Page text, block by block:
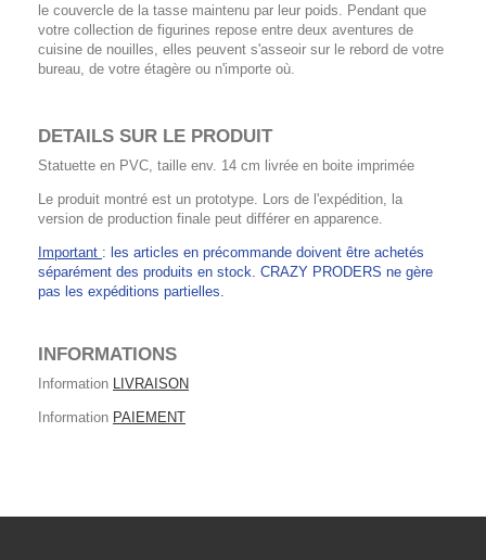
le couvercle de la tasse maintenu par leur poids. Pendant que
votre collection de figurines repose entre deux aventures de
cuisine de nouilles, elles peuvent s'asseoir sur le rebord de votre
bureau, de votre étagère ou n'importe où.
DETAILS SUR LE PRODUIT
Statuette en PVC, taille env. 14 cm livrée en boite imprimée
Le produit montré est un prototype. Lors de l'expédition, la
version de production finale peut différer en apparence.
Important : les articles en précommande doivent être achetés
séparément des produits en stock. CRAZY PRODERS ne gère
pas les expéditions partielles.
INFORMATIONS
Information LIVRAISON
Information PAIEMENT